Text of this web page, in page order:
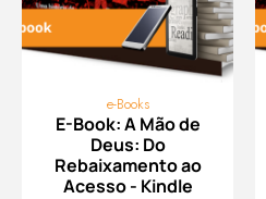
e-Books
E-Book: A Mão de
Deus: Do
Rebaixamento ao
Acesso - Kindle